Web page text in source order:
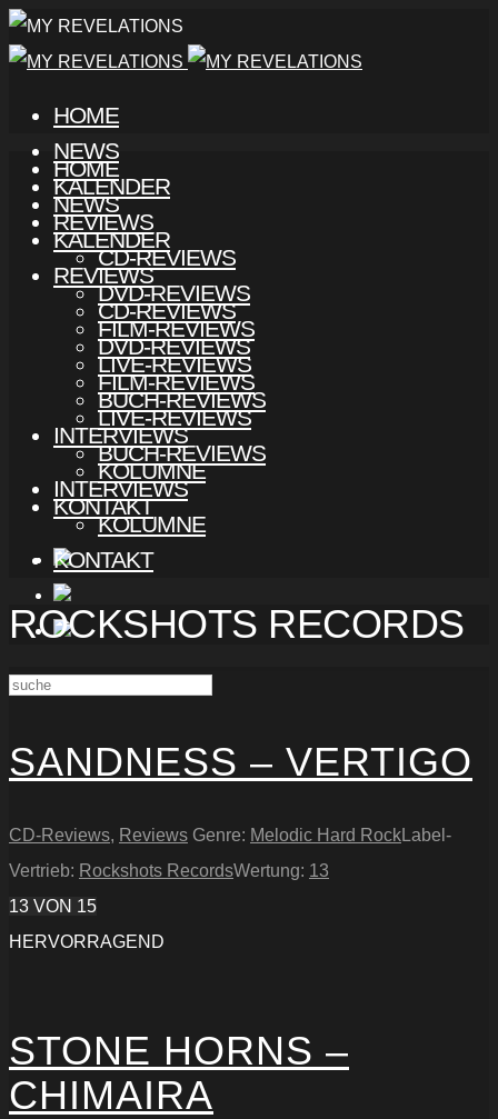
HOME
NEWS
KALENDER
REVIEWS
CD-REVIEWS
DVD-REVIEWS
FILM-REVIEWS
LIVE-REVIEWS
BUCH-REVIEWS
INTERVIEWS
KOLUMNE
KONTAKT
HOME
NEWS
KALENDER
REVIEWS
CD-REVIEWS
DVD-REVIEWS
FILM-REVIEWS
LIVE-REVIEWS
BUCH-REVIEWS
INTERVIEWS
KOLUMNE
KONTAKT
ROCKSHOTS RECORDS
SANDNESS – VERTIGO
CD-Reviews, Reviews Genre: Melodic Hard RockLabel-
Vertrieb: Rockshots RecordsWertung: 13
13 VON 15
HERVORRAGEND
STONE HORNS –
CHIMAIRA